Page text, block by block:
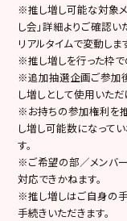
※推し増し可能な対象メ
し会」詳細よりご確認
リアルタイムで変動し
※推し増しを行った枠
※追加抽選企画ご参加
し増しとして使用いただ
※お持ちの参加権利を
し増し可能数になって
す。
※ご希望の部／メンバ
対応できかねます。
※推し増しはご自身の
手続きいただきます。